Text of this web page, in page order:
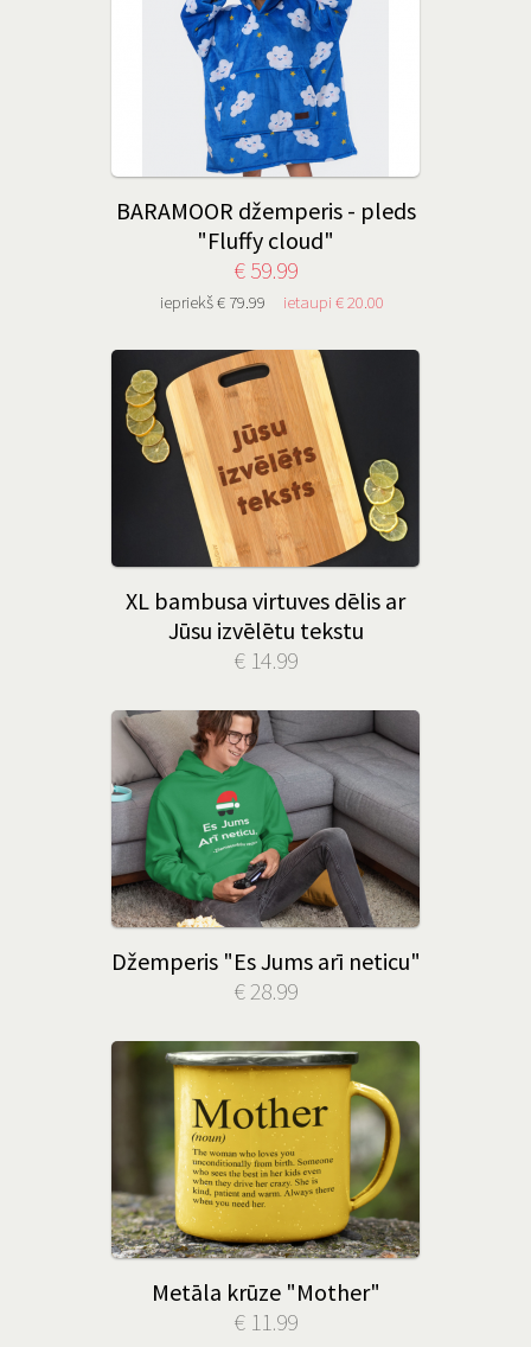
BARAMOOR džemperis - pleds
"Fluffy cloud"
€ 59.99
iepriekš € 79.99 ietaupi € 20.00
XL bambusa virtuves dēlis ar
Jūsu izvēlētu tekstu
€ 14.99
Džemperis "Es Jums arī neticu"
€ 28.99
Metāla krūze "Mother"
€ 11.99